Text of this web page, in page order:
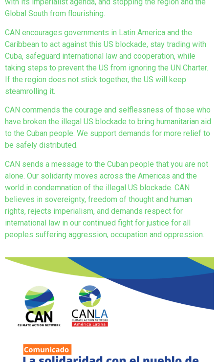
with its imperialist agenda, and stopping the region and the
Global South from flourishing.
CAN encourages governments in Latin America and the
Caribbean to act against this US blockade, stay trading with
Cuba, safeguard international law and cooperation, while
taking steps to prevent the US from ignoring the UN Charter.
If the region does not stick together, the US will keep
steamrolling it.
CAN commends the courage and selflessness of those who
have broken the illegal US blockade to bring humanitarian aid
to the Cuban people. We support demands for more relief to
be safely distributed.
CAN sends a message to the Cuban people that you are not
alone. Our solidarity moves across the Americas and the
world in condemnation of the illegal US blockade. CAN
believes in sovereignty, freedom of thought and human
rights, rejects imperialism, and demands respect for
international law in our continued fight for justice for all
peoples suffering aggression, occupation and oppression.